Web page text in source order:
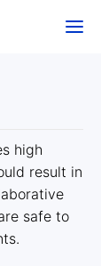
high
result in
safe to